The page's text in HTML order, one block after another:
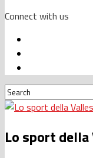
Connect with us
Lo sport